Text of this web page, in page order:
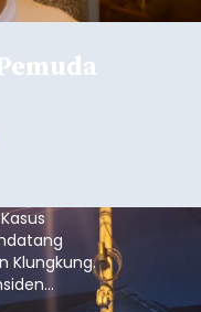
Kasus
Klungkung.
serupa